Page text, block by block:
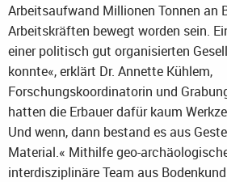
Arbeitsaufwand Millionen Tonnen an
Arbeitskräften bewegt worden sein.
einer politisch gut organisierten
konnte«, erklärt Dr. Annette Kühlem,
Forschungskoordinatorin und
hatten die Erbauer dafür kaum
Und wenn, dann bestand es aus
Material.« Mithilfe geo-
interdisziplinäre Team aus